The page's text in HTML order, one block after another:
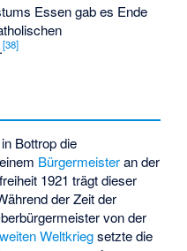
Essen gab es Ende
[38]
Bottrop die
Bürgermeisteran der
1921 trägt dieser
der Zeit der
von der
Weltkriegsetzte die